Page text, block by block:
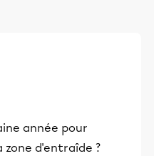
année pour
zone d'entraîde ?